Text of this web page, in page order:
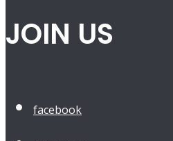
JOIN US
facebook